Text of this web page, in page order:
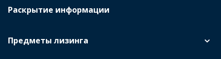
Предметы лизинга
Раскрытие информации